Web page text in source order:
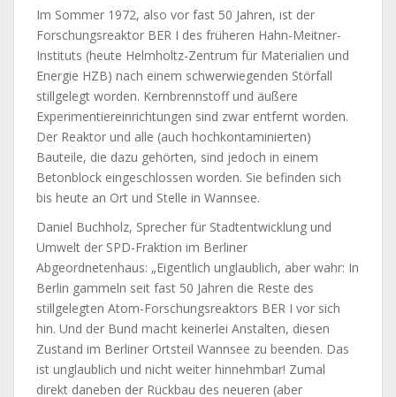
Im Sommer 1972, also vor fast 50 Jahren, ist der
Forschungsreaktor BER I des früheren Hahn-Meitner-
Instituts (heute Helmholtz-Zentrum für Materialien und
Energie HZB) nach einem schwerwiegenden Störfall
stillgelegt worden. Kernbrennstoff und äußere
Experimentiereinrichtungen sind zwar entfernt worden.
Der Reaktor und alle (auch hochkontaminierten)
Bauteile, die dazu gehörten, sind jedoch in einem
Betonblock eingeschlossen worden. Sie befinden sich
bis heute an Ort und Stelle in Wannsee.
Daniel Buchholz, Sprecher für Stadtentwicklung und
Umwelt der SPD-Fraktion im Berliner
Abgeordnetenhaus: „Eigentlich unglaublich, aber wahr: In
Berlin gammeln seit fast 50 Jahren die Reste des
stillgelegten Atom-Forschungsreaktors BER I vor sich
hin. Und der Bund macht keinerlei Anstalten, diesen
Zustand im Berliner Ortsteil Wannsee zu beenden. Das
ist unglaublich und nicht weiter hinnehmbar! Zumal
direkt daneben der Rückbau des neueren (aber